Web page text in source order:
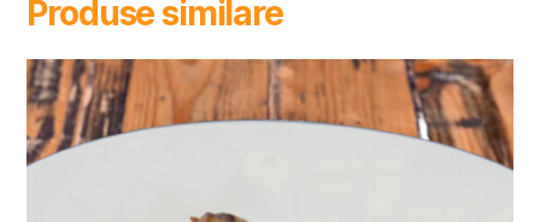
Produse similare